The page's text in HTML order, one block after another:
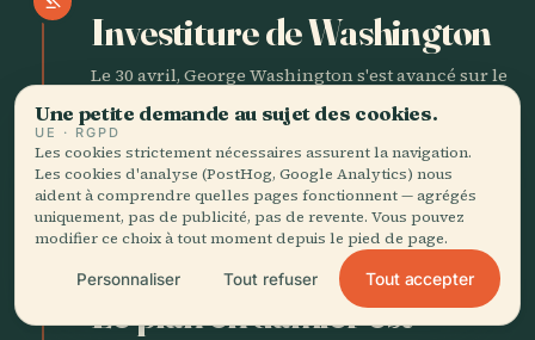
Investiture de Washington
Le 30 avril, George Washington s'est avancé sur le
balcon de Federal Hall, à Wall Street, et a prêté
serment comme premier président. La ville a
servi de capitale nationale pendant l'année
suivante. New York était devenue le cœur
politique de la jeune république.
1811
Le plan en damier est
Une petite demande au sujet des cookies.
UE · RGPD
Les cookies strictement nécessaires assurent la navigation.
Les cookies d'analyse (PostHog, Google Analytics) nous
aident à comprendre quelles pages fonctionnent — agrégés
uniquement, pas de publicité, pas de revente. Vous pouvez
modifier ce choix à tout moment depuis le pied de page.
Personnaliser Tout refuser Tout accepter